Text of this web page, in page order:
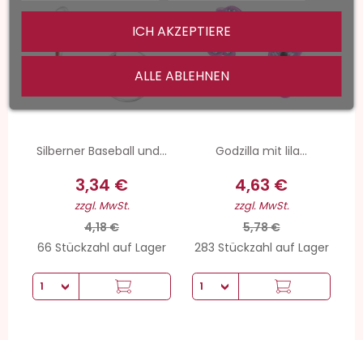
Silberner Baseball und...
3,34 €
zzgl. MwSt.
4,18 €
66 Stückzahl auf Lager
Godzilla mit lila...
4,63 €
zzgl. MwSt.
5,78 €
283 Stückzahl auf Lager
ALLE ABLEHNEN
ICH AKZEPTIERE